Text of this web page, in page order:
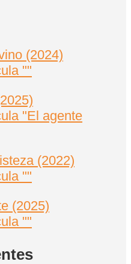
(2024)
(2022)
(2025)